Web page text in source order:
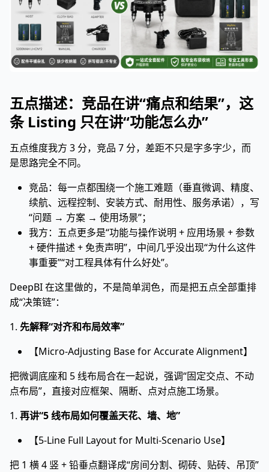
五点描述：竞品在讲“痛点和结果”，这
条 Listing 只在讲“功能怎么办”
五点维度我方 3 分，竞品 7 分，差距不只是字多字少，而
是思路完全不同。
竞品：每一点都围绕一个施工难题（垂直微调、精度、
续航、远程控制、安装方式、耐用性、服务承诺），写
“问题 → 方案 → 使用场景”；
我方：五点更多是“功能与操作说明 + 应用场景 + 参数
+ 硬件描述 + 免责声明”，中间几乎没出现“为什么这件
事重要”“对工程具体有什么好处”。
DeepBI 在这里做的，不是简单润色，而是把五点全部重排
成“决策链”：
1. 先解释“对齐和布局效率”
【Micro-Adjusting Base for Accurate Alignment】
把微调底座和 5 线布局合在一起说，强调“固定交点、不动
点布局”，直接对应框架、隔断、点对点施工场景。
1. 再讲“5 线布局如何覆盖天花、墙、地”
【5-Line Full Layout for Multi-Scenario Use】
把 1 横 4 竖 + 铅垂点翻译成“房间分割、砌砖、贴砖、吊顶”